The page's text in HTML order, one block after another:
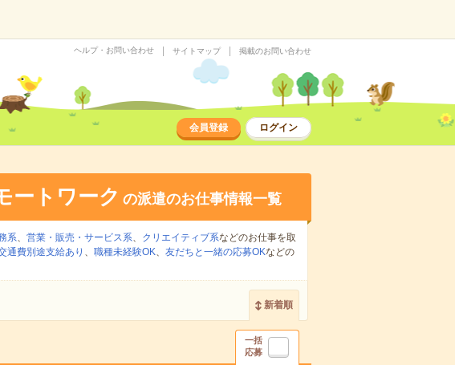
ヘルプ・お問い合わせ サイトマップ 掲載のお問い合わせ
会員登録 ログイン
ートワーク の派遣のお仕事情報一覧
系、 営業・販売・サービス系、 クリエイティブ系などのお仕事を取
通費別途支給あり 、 職種未経験OK、 友だちと一緒の応募OKなどの
新着順
一括
応募